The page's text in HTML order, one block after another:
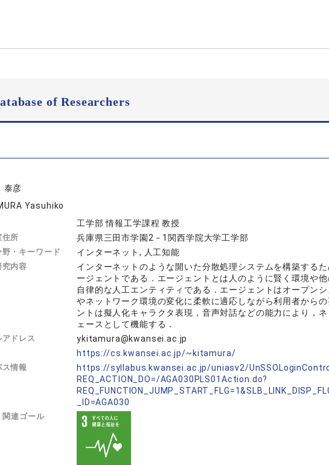
of Researchers
彦
Yasuhiko
工学部 情報工学課程 教授
住所 兵庫県三田市学園2－1関西学院大学工学部
野・キーワード インターネット, 人工知能
内容
インターネットのような開いた分散処理システムを構築する
ージェントである．エージェントとは人のように賢く環境や
自律的な人工エンティティである．エージェントはオープン
やネットワーク環境の変化に柔軟に適応しながら利用者から
ントは擬人化キャラクタ表現，音声対話などの能力により，
ェースとして機能する．
アドレス ykitamura@kwansei.ac.jp
https://cs.kwansei.ac.jp/~kitamura/
ス情報
https://syllabus.kwansei.ac.jp/uniasv2/
REQ_ACTION_DO=/AGA030PLS01Action.do?
_ID=AGA030
関連ゴール